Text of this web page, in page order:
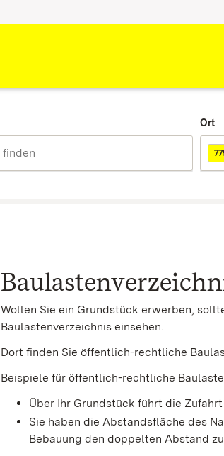
Ort
Wollen Sie ein Grundstück erwerben,
Baulastenverzeichnis einsehen.
Dort finden Sie öffentlich-rechtliche
Beispiele für öffentlich-rechtliche
Über Ihr Grundstück führt die
Sie haben die Abstandsfläche des
Bebauung den doppelten Abstand